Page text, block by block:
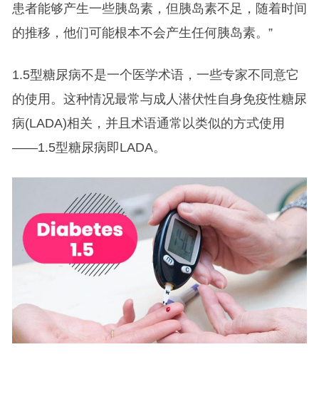
患者能够产生一些胰岛素，但胰岛素不足，随着时间
的推移，他们可能根本不会产生任何胰岛素。”
1.5型糖尿病不是一个医学术语，一些专家不同意它
的使用。这种情况最常与成人潜伏性自身免疫性糖尿
病(LADA)相关，并且术语通常以类似的方式使用
——1.5型糖尿病即LADA。